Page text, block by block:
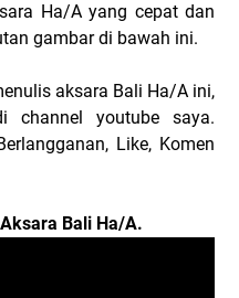
Ha/A yang cepat dan
gambar di bawah ini.
aksara Bali Ha/A ini,
channel youtube saya.
Like, Komen
Bali Ha/A.